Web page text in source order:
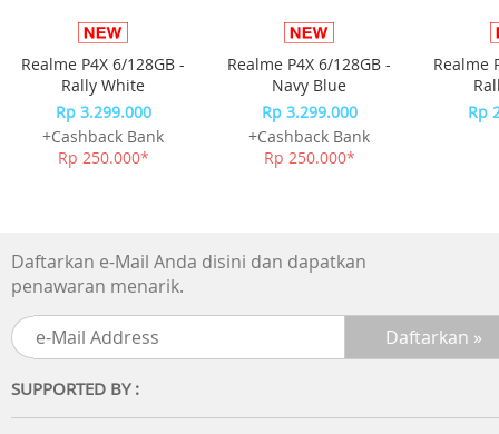
Durable Body,
bend resistance improved by
39 %
Vegan Fibre,
impact resistance improved by
IP68
High-pressure,
high-temperature water jet resistance
IP69
Realme P4X 6/128GB -
Rally White
Rp 3.299.000
+Cashback Bank
Rp 250.000*
Realme P4X 6/128GB -
Navy Blue
Rp 3.299.000
+Cashback Bank
Rp 250.000*
Realme
Rp
Daftarkan e-Mail Anda disini dan dapatkan
penawaran menarik.
SUPPORTED BY :